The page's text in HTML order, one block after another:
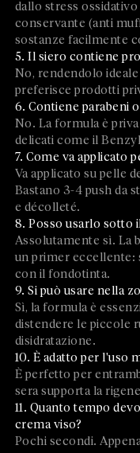
dallo stress
conservante (anti
sostanze facilmente
5. Il siero contiene
No, rendendolo
preferisce prodotti
6. Contiene parabeni
No. La formula è
delicati come il
7. Come va applicato
Va applicato su pelle
Bastano 3-4 push da
e décolleté.
8. Posso usarlo sotto
Assolutamente sì. La
un primer eccellente:
con il fondotinta.
9. Si può usare nella
Sì, la formula è
distendere le piccole
disidratazione.
10. È adatto per l'uso
È perfetto per
sera supporta la
11. Quanto tempo
crema viso?
Pochi secondi.